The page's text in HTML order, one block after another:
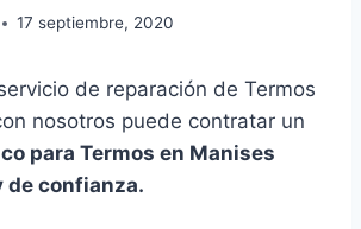
17 septiembre, 2020
de reparación de Termos
nosotros puede contratar un
para Termos en Manises
de confianza.